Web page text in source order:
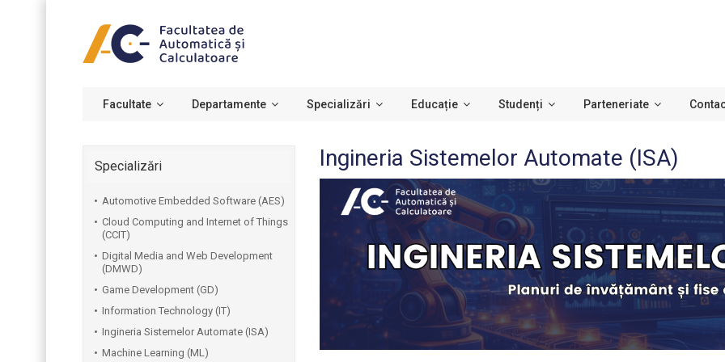
Facultate Departamente Specializări Educație Studenți Parteneriate
Ingineria Sistemelor Automate (ISA)
Specializări
Automotive Embedded Software (AES)
Cloud Computing and Internet of Things
(CCIT)
Digital Media and Web Development
(DMWD)
Game Development (GD)
Information Technology (IT)
Ingineria Sistemelor Automate (ISA)
Machine Learning (ML)